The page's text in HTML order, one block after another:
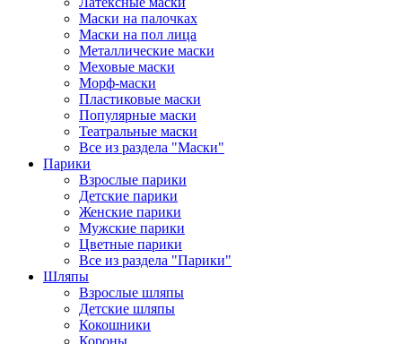
Маски на палочках
Маски на пол лица
Металлические маски
Меховые маски
Морф-маски
Пластиковые маски
Популярные маски
Театральные маски
Все из раздела "Маски"
Парики
Взрослые парики
Детские парики
Женские парики
Мужские парики
Цветные парики
Все из раздела "Парики"
Шляпы
Взрослые шляпы
Детские шляпы
Кокошники
Короны